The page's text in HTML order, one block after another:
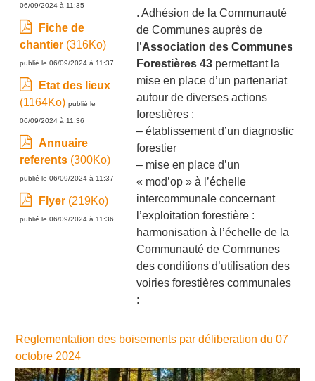
. Adhésion de la Communauté
de Communes auprès de
l’Association des Communes
Forestières 43 permettant la
mise en place d’un partenariat
autour de diverses actions
forestières :
– établissement d’undiagnostic
forestier
– mise en place d’un
« mod’op » à l’échelle
intercommunale concernant
l’exploitation forestière :
harmonisation à l’échelle de la
Communauté de Communes
des conditions d’utilisation des
voiries forestières communales
:
06/09/2024 à 11:35
Fiche de
chantier (316Ko)
publié le 06/09/2024 à 11:37
Etat des lieux
(1164Ko)publié le
06/09/2024 à 11:36
Annuaire
referents (300Ko)
publié le 06/09/2024 à 11:37
Flyer (219Ko)
publié le 06/09/2024 à 11:36
Reglementation des boisements par déliberation du 07
octobre 2024